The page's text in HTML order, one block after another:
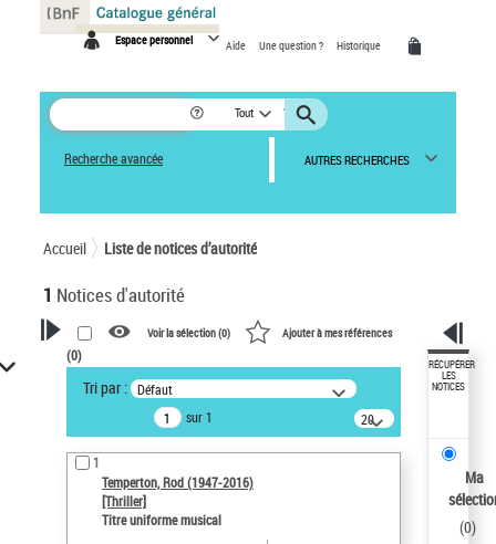
Espace personnel Aide Une question ? Historique
Tout
Recherche avancée AUTRES RECHERCHES
Accueil Liste de notices d’autorité
1 Notices d'autorité
VOTRE RECHERCHE
Recherche avancée dans les
notices d’autorité
Œuvres liées à l'auteur :
Temperton, Rod (1947-2016)
Voir la sélection (0) Ajouter à mes références
(0)
Tri par : Défaut
sur 1
20
résultats/page
1
Temperton, Rod (1947-2016)
[Thriller]
Titre uniforme musical
RÉCUPÉRER
LES
NOTICES
Ma
(0)
Panneau de gestion des cookies